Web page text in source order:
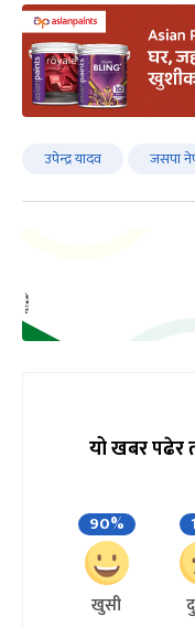
उपेन्द्र यादव जसपा
यो खबर पढेर
90%
खुसी